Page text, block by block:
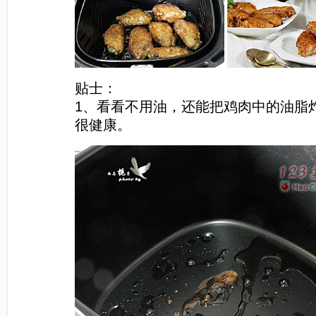
贴士：
1、看看不用油，还能把鸡肉中的油脂
很健康。